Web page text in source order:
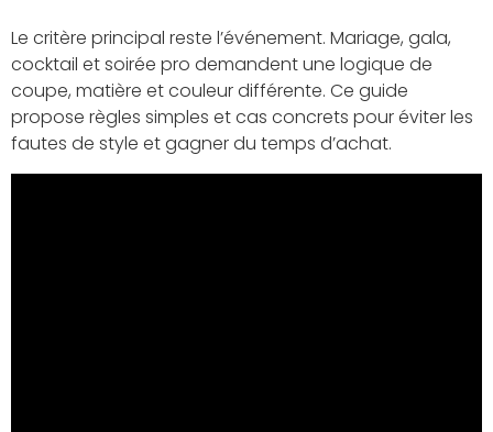
Le critère principal reste l’événement. Mariage, gala,
cocktail et soirée pro demandent une logique de
coupe, matière et couleur différente. Ce guide
propose règles simples et cas concrets pour éviter les
fautes de style et gagner du temps d’achat.